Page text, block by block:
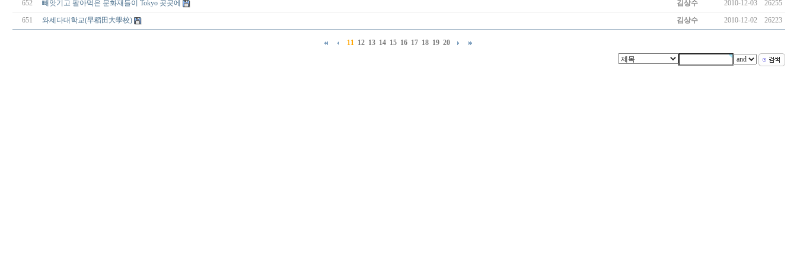
652 빼앗기고 팔아먹은 문화재들이 Tokyo 곳곳에 김상수 2010-12-03 26255
651 와세다대학교(早稻田大學校) 김상수 2010-12-02 26223
11 12 13 14 15 16 17 18 19 20